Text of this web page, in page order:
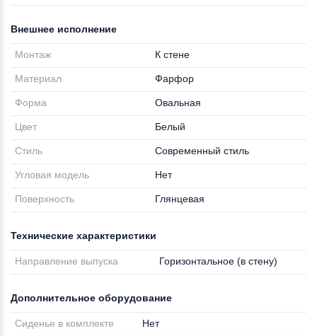
Внешнее исполнение
Монтаж К стене
Материал Фарфор
Форма Овальная
Цвет Белый
Стиль Современный стиль
Угловая модель Нет
Поверхность Глянцевая
Технические характеристики
Направление выпуска Горизонтальное (в стену)
Дополнительное оборудование
Сиденье в комплекте Нет